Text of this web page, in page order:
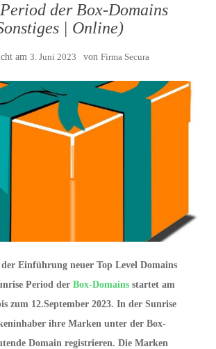
der Box-Domains
| Online)
am 3. Juni 2023 von Firma Secura
Einführung neuer Top Level Domains
Period der Box-Domains startet am
zum 12.September 2023. In der Sunrise
ihre Marken unter der Box-
Domain registrieren. Die Marken